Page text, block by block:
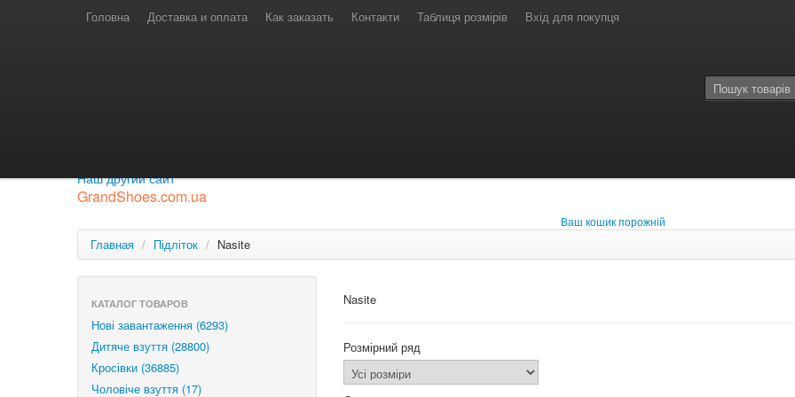
Головна Доставка и оплата Как заказать Контакти Таблиця розмірів Вхід для покупця
Лайф: (063) 527-76-88 МТС: (050) 967-41-33
Наш другий сайт
GrandShoes.com.ua
Ваш кошик порожній
Главная / Підліток / Nasite
КАТАЛОГ ТОВАРОВ
Нові завантаження (6293)
Дитяче взуття (28800)
Кросівки (36885)
Чоловіче взуття (17)
Nasite
Розмірний ряд